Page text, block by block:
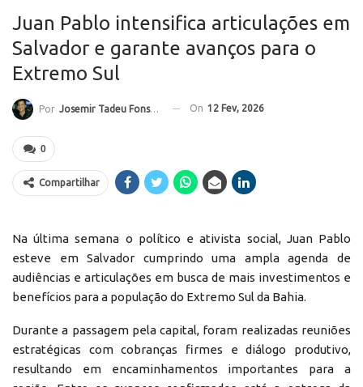
Juan Pablo intensifica articulações em
Salvador e garante avanços para o
Extremo Sul
Por Josemir Tadeu Fonseca On 12 Fev, 2026
0
Compartilhar
Na última semana o político e ativista social, Juan Pablo
esteve em Salvador cumprindo uma ampla agenda de
audiências e articulações em busca de mais investimentos e
benefícios para a população do Extremo Sul da Bahia.
Durante a passagem pela capital, foram realizadas reuniões
estratégicas com cobranças firmes e diálogo produtivo,
resultando em encaminhamentos importantes para a